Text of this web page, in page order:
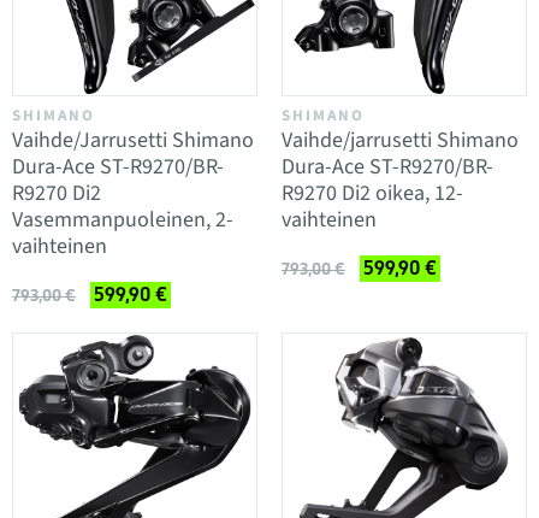
SHIMANO
Vaihde/Jarrusetti Shimano
Dura-Ace ST-R9270/BR-
R9270 Di2
Vasemmanpuoleinen, 2-
vaihteinen
793,00 € 599,90 €
SHIMANO
Vaihde/jarrusetti Shimano
Dura-Ace ST-R9270/BR-
R9270 Di2 oikea, 12-
vaihteinen
793,00 € 599,90 €